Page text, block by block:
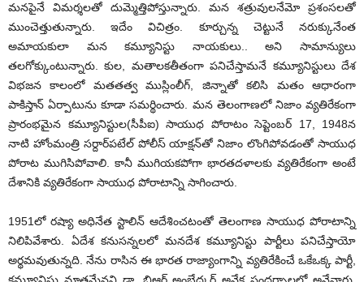
మనపైనే విమర్శలతో దుమ్మెత్తిపోస్తున్నారు. మన శత్రువులనేమో ప్రశంసలతో
ముంచెత్తుతున్నారు. ఇదేం విచిత్రం. కూర్చున్న చెట్టునే నరుక్కునేంత
అమాయకులా మన కమ్యూనిస్టు నాయకులు.. అని సామాన్యులు
తలగోక్కుంటున్నారు. కుల, మతాలకతీతంగా పనిచేస్తామనే కమ్యూనిస్టులు దేశ
విభజన కాలంలో మతతత్వ ముస్లింలీగ్, జిన్నాతో కలిసి మతం ఆధారంగా
పాకిస్తాన్ ఏర్పాటును కూడా సమర్థించారు. మన తెలంగాణలో నిజాం వ్యతిరేకంగా
ప్రారంభమైన కమ్యూనిస్టుల(సీపీఐ) సాయుధ పోరాటం సెప్టెంబర్ 17, 1948న
నాటి హోంమంత్రి సర్దార్‌పటేల్ పోలీస్ యాక్షన్‌తో నిజాం లొంగిపోవడంతో సాయుధ
పోరాట ముగిసిపోవాలి. కానీ ముగియకపోగా భారతదళాలకు వ్యతిరేకంగా అంటే
దేశానికి వ్యతిరేకంగా సాయుధ పోరాటాన్ని సాగించారు.
1951లో రష్యా అధినేత స్టాలిన్ ఆదేశించటంతో తెలంగాణ సాయుధ పోరాటాన్ని
నిలిపివేశారు. ఏదేశ కనుసన్నలలో మనదేశ కమ్యూనిస్టు పార్టీలు పనిచేస్తాయో
అర్థమవుతున్నది. నేను రాసిన ఈ భారత రాజ్యాంగాన్ని వ్యతిరేకించే ఒకేఒక్క పార్టీ,